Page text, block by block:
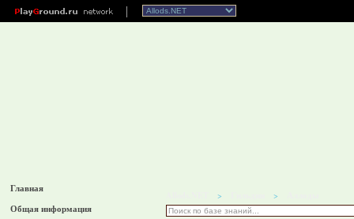
Главная
Общая информация
> >